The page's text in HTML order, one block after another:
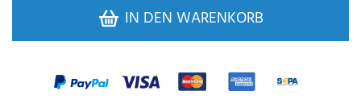
IN DEN WARENKORB